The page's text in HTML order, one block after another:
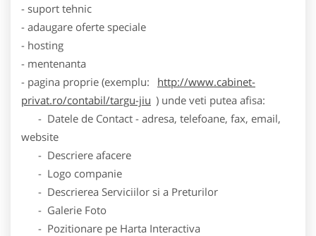
- suport tehnic
- adaugare oferte speciale
- hosting
- mentenanta
- pagina proprie (exemplu:
http://www.cabinet-
privat.ro/contabil/targu-jiu ) unde veti putea afisa:
- Datele de Contact - adresa, telefoane, fax, email,
website
- Descriere afacere
- Logo companie
- Descrierea Serviciilor si a Preturilor
- Galerie Foto
- Pozitionare pe Harta Interactiva